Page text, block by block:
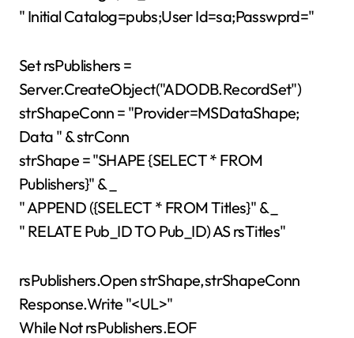
" Initial Catalog=pubs;User Id=sa;Passwprd="
Set rsPublishers =
Server.CreateObject("ADODB.RecordSet")
strShapeConn = "Provider=MSDataShape;
Data " & strConn
strShape = "SHAPE {SELECT * FROM
Publishers}" & _
" APPEND ({SELECT * FROM Titles}" & _
" RELATE Pub_ID TO Pub_ID) AS rsTitles"
rsPublishers.Open strShape,strShapeConn
Response.Write "<UL>"
While Not rsPublishers.EOF